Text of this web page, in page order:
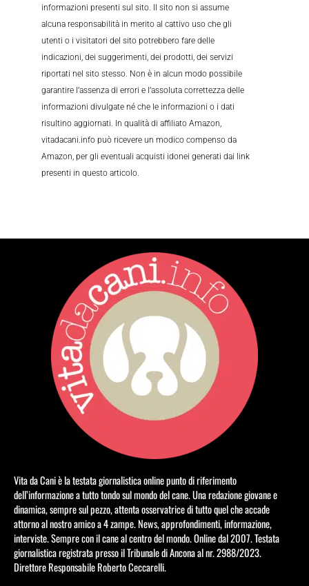
informazioni presenti sul sito. Il sito non si assume
alcuna responsabilità in merito al cattivo uso che gli
utenti o i visitatori del sito potrebbero fare delle
indicazioni, dei suggerimenti, dei prodotti, dei servizi
riportati nel sito stesso. Non è in alcun modo possibile
garantire l’assenza di errori e l’assoluta correttezza delle
informazioni divulgate né che le informazioni o i dati
risultino aggiornati. In qualità di affiliato Amazon,
vitadacani.info può ricevere un modico compenso da
Amazon, per gli eventuali acquisti idonei generati dai link
presenti in questo articolo.
Vita da Cani è la testata giornalistica online punto di riferimento
dell’informazione a tutto tondo sul mondo del cane. Una redazione giovane e
dinamica, sempre sul pezzo, attenta osservatrice di tutto quel che accade
attorno al nostro amico a 4 zampe. News, approfondimenti, informazione,
interviste. Sempre con il cane al centro del mondo. Online dal 2007. Testata
giornalistica registrata presso il Tribunale di Ancona al nr. 2988/2023.
Direttore Responsabile Roberto Ceccarelli.